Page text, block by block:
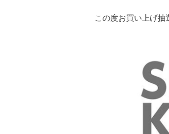
この度お買い上げ抽